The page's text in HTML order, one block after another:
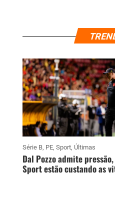
Série B, PE, Sport, Últimas
Dal Pozzo admite
Sport estão custando as